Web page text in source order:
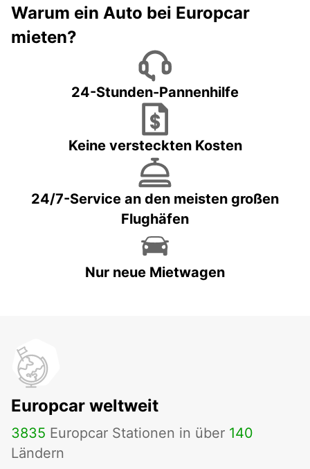
Warum ein Auto bei Europcar
mieten?
24-Stunden-Pannenhilfe
Keine versteckten Kosten
24/7-Service an den meisten großen
Flughäfen
Nur neue Mietwagen
Europcar weltweit
3835 Europcar Stationen in über 140
Ländern